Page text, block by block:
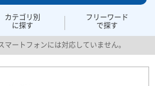
カテゴリ別
に探す
フリーワード
で探す
マートフォンには対応していません。